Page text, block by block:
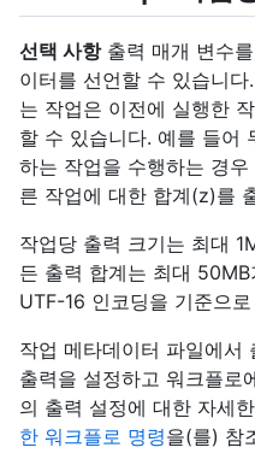
선택 사항출력 매개 변수
이터를 선언할 수 있습니
는 작업은 이전에 실행한
할 수 있습니다. 예를 들
하는 작업을 수행하는 경
른 작업에 대한 합계(z)를
작업당 출력 크기는 최대
든 출력 합계는 최대
UTF-16 인코딩을 기준으
작업 메타데이터 파일에서
출력을 설정하고 워크플로
의 출력 설정에 대한 자세
한 워크플로 명령을(를) 참